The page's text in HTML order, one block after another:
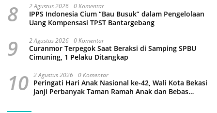
8 2 Agustus 2026 0 Komentar
IPPS Indonesia Cium “Bau Busuk” dalam Pengelolaan
Uang Kompensasi TPST Bantargebang
9 2 Agustus 2026 0 Komentar
Curanmor Terpegok Saat Beraksi di Samping SPBU
Cimuning, 1 Pelaku Ditangkap
10 2 Agustus 2026 0 Komentar
Peringati Hari Anak Nasional ke-42, Wali Kota Bekasi
Janji Perbanyak Taman Ramah Anak dan Bebas